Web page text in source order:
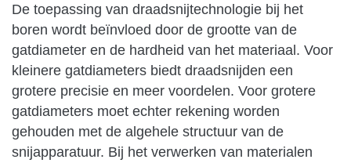
De toepassing van draadsnijtechnologie bij het
boren wordt beïnvloed door de grootte van de
gatdiameter en de hardheid van het materiaal. Voor
kleinere gatdiameters biedt draadsnijden een
grotere precisie en meer voordelen. Voor grotere
gatdiameters moet echter rekening worden
gehouden met de algehele structuur van de
snijapparatuur. Bij het verwerken van materialen